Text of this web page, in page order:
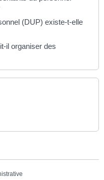
(DUP) existe-t-elle
il organiser des